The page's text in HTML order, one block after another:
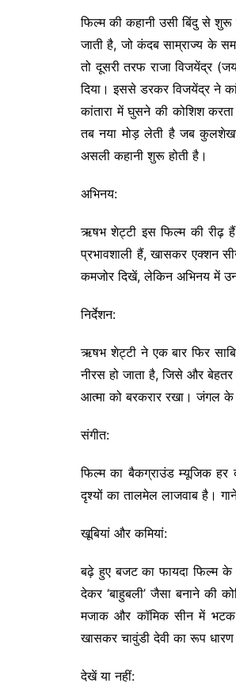
फिल्म की कहानी उसी बिंदु से
जाती है, जो कंदब साम्राज्य के
तो दूसरी तरफ राजा विजयेंद्र
दिया। इससे डरकर विजयेंद्र ने
कांतारा में घुसने की कोशिश
तब नया मोड़ लेती है जब
असली कहानी शुरू होती है।
अभिनय:
ऋषभ शेट्टी इस फिल्म की रीढ़
प्रभावशाली हैं, खासकर एक्शन
कमजोर दिखें, लेकिन अभिनय में
निर्देशन:
ऋषभ शेट्टी ने एक बार फिर
नीरस हो जाता है, जिसे और
आत्मा को बरकरार रखा। जंगल
संगीत:
फिल्म का बैकग्राउंड म्यूजिक
दृश्यों का तालमेल लाजवाब है।
खूबियां और कमियां:
बढ़े हुए बजट का फायदा फिल्म के
देकर ‘बाहुबली’ जैसा बनाने की
मजाक और कॉमिक सीन में
खासकर चावुंडी देवी का रूप
देखें या नहीं: